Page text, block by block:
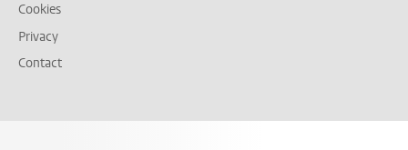
Cookies
Privacy
Contact